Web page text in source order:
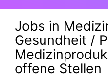
Jobs in
Gesundheit /
offene Stellen